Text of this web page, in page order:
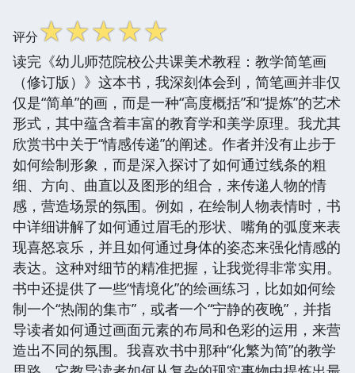
评分☆☆☆☆☆
读完《幼儿师范院校公共课美术教程：教学简笔画
（修订版）》这本书，我深刻体会到，简笔画并非仅
仅是“简单”的画，而是一种“高度概括”和“提炼”的艺术
形式，其中蕴含着丰富的教育学和美学原理。我尤其
欣赏书中关于“情感传递”的阐述。作者并没有止步于
如何绘制形象，而是深入探讨了如何通过线条的粗
细、方向、曲直以及图形的组合，来传递人物的情
感，营造场景的氛围。例如，在绘制人物表情时，书
中详细讲解了如何通过眉毛的形状、嘴角的弧度来表
现喜怒哀乐，并且如何通过身体的姿态来强化情感的
表达。这种对细节的精准把握，让我觉得非常实用。
书中还提供了一些“情境化”的绘画练习，比如如何绘
制一个“热闹的集市”，或者一个“宁静的夜晚”，并指
导读者如何通过画面元素的布局和色彩的运用，来营
造出不同的氛围。我喜欢书中那种“化繁为简”的教学